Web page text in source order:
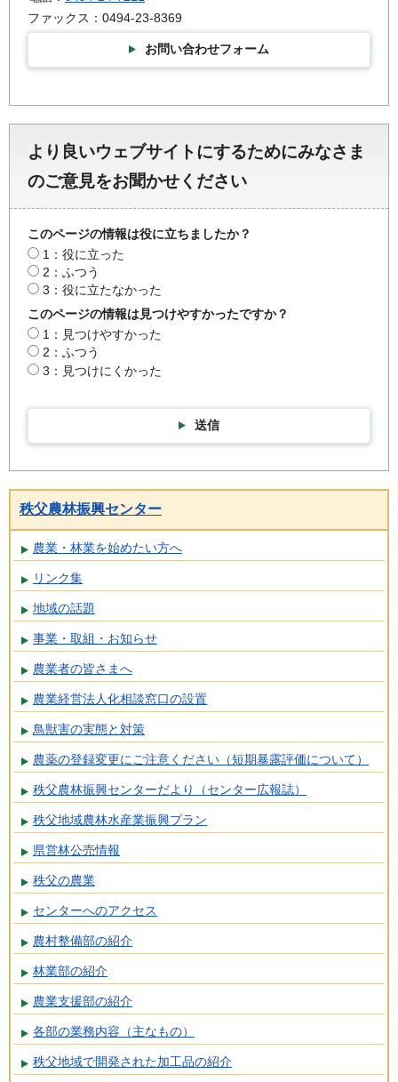
ファックス：0494-23-8369
お問い合わせフォーム
より良いウェブサイトにするためにみなさま
のご意見をお聞かせください
このページの情報は役に立ちましたか？
1：役に立った
2：ふつう
3：役に立たなかった
このページの情報は見つけやすかったですか？
1：見つけやすかった
2：ふつう
3：見つけにくかった
送信
秩父農林振興センター
農業・林業を始めたい方へ
リンク集
地域の話題
事業・取組・お知らせ
農業者の皆さまへ
農業経営法人化相談窓口の設置
鳥獣害の実態と対策
農薬の登録変更にご注意ください（短期暴露評価について）
秩父農林振興センターだより（センター広報誌）
秩父地域農林水産業振興プラン
県営林公売情報
秩父の農業
センターへのアクセス
農村整備部の紹介
林業部の紹介
農業支援部の紹介
各部の業務内容（主なもの）
秩父地域で開発された加工品の紹介